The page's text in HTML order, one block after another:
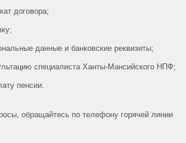
договора;
данные и банковские реквизиты;
специалиста Ханты-Мансийского НПФ;
пенсии.
обращайтесь по телефону горячей линии